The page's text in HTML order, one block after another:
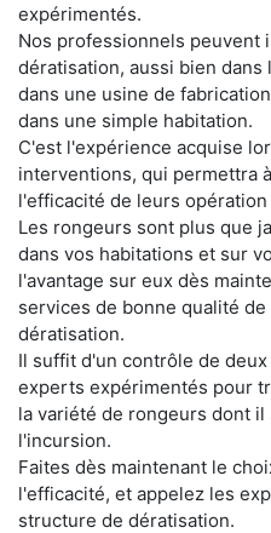
expérimentés.
Nos professionnels peuvent
dératisation, aussi bien
dans une usine de
dans une simple habitation.
C'est l'expérience acquise
interventions, qui permettra
l'efficacité de leurs
Les rongeurs sont plus que
dans vos habitations et sur
l'avantage sur eux dès
services de bonne qualité
dératisation.
Il suffit d'un contrôle de
experts expérimentés pour
la variété de rongeurs dont
l'incursion.
Faites dès maintenant le
l'efficacité, et appelez les
structure de dératisation.